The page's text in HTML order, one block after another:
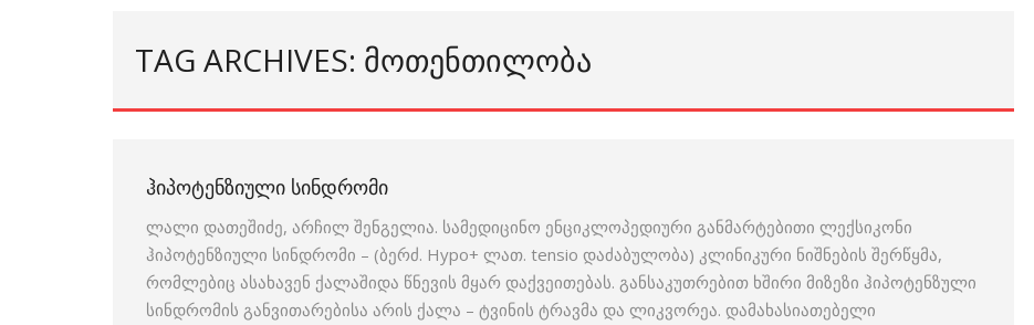
TAG ARCHIVES: ᲛᲝᲗᲔᲜᲗᲘᲚᲝᲑᲐ
ᲰᲘᲞᲝᲢᲔᲜᲖᲘᲣᲚᲘ ᲡᲘᲜᲓᲠᲝᲛᲘ
ლალი დათეშიძე, არჩილ შენგელია. სამედიცინო ენციკლოპედიური განმარტებითი ლექსიკონი
ჰიპოტენზიული სინდრომი – (ბერძ. Hypo+ ლათ. tensio დაძაბულობა) კლინიკური ნიშნების შერწყმა,
რომლებიც ასახავენ ქალაშიდა წნევის მყარ დაქვეითებას. განსაკუთრებით ხშირი მიზეზი ჰიპოტენზული
სინდრომის განვითარებისა არის ქალა – ტვინის ტრავმა და ლიკვორეა. დამახასიათებელი